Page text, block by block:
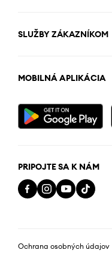
SLUŽBY ZÁKAZNÍKOM
MOBILNÁ APLIKÁCIA
PRIPOJTE SA K NÁM
Ochrana osobných údajov